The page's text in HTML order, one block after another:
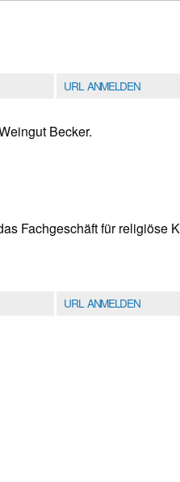
URL ANMELDEN
Becker.
Fachgeschäft für religiöse
URL ANMELDEN